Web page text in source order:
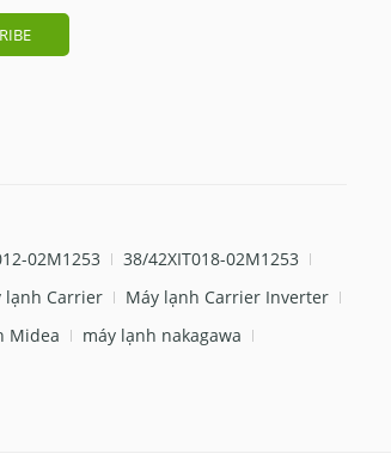
02M1253
38/42XIT018-02M1253
lạnh Carrier
Máy lạnh Carrier Inverter
Midea
máy lạnh nakagawa